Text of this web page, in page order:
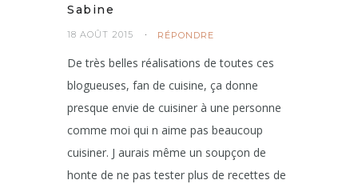
Sabine
18 AOÛT 2015 RÉPONDRE
De très belles réalisations de toutes ces
blogueuses, fan de cuisine, ça donne
presque envie de cuisiner à une personne
comme moi qui n aime pas beaucoup
cuisiner. J aurais même un soupçon de
honte de ne pas tester plus de recettes de